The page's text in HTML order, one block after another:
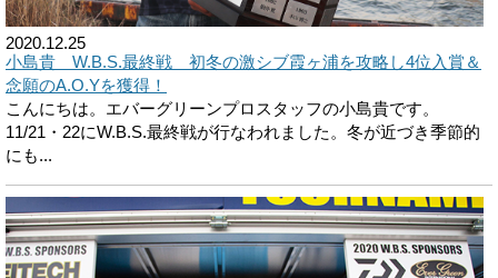
2020.12.25
小島貴 W.B.S.最終戦 初冬の激シブ霞ヶ浦を攻略し4位入賞＆
念願のA.O.Yを獲得！
こんにちは。エバーグリーンプロスタッフの小島貴です。
11/21・22にW.B.S.最終戦が行なわれました。冬が近づき季節的
にも...